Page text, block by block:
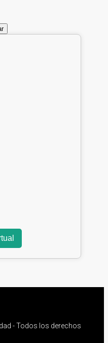
- Todos los derechos